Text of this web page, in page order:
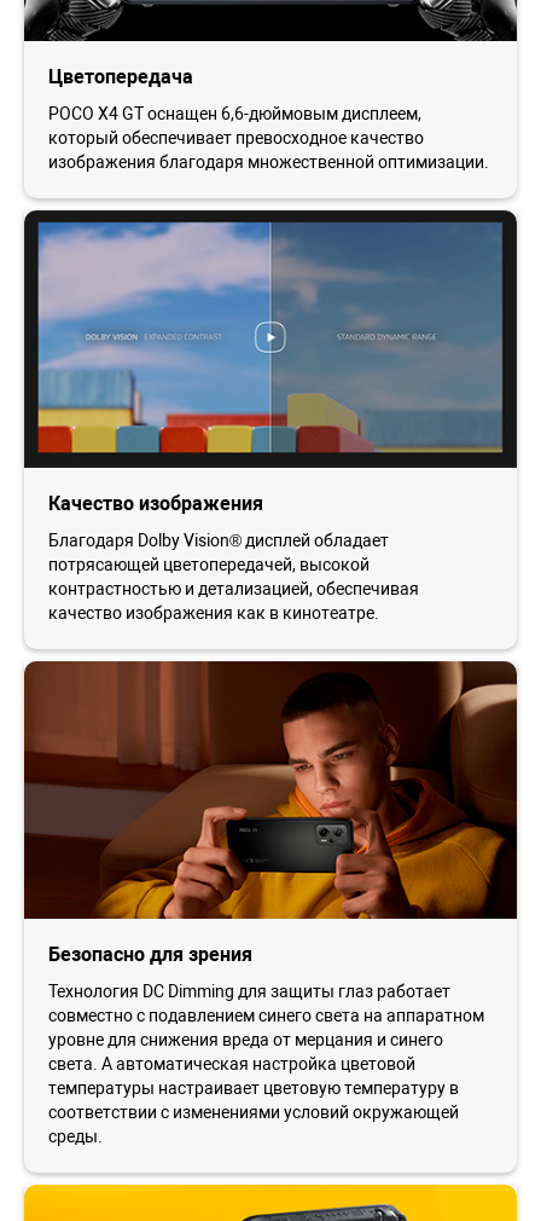
Цветопередача
POCO X4 GT оснащен 6,6-дюймовым дисплеем,
который обеспечивает превосходное качество
изображения благодаря множественной оптимизации.
Качество изображения
Благодаря Dolby Vision® дисплей обладает
потрясающей цветопередачей, высокой
контрастностью и детализацией, обеспечивая
качество изображения как в кинотеатре.
Безопасно для зрения
Технология DC Dimming для защиты глаз работает
совместно с подавлением синего света на аппаратном
уровне для снижения вреда от мерцания и синего
света. А автоматическая настройка цветовой
температуры настраивает цветовую температуру в
соответствии с изменениями условий окружающей
среды.